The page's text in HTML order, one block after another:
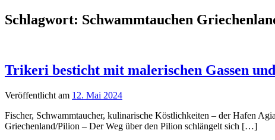
Schlagwort: Schwammtauchen
Trikeri besticht mit malerischen Gassen
Veröffentlicht am 12. Mai 2024
Fischer, Schwammtaucher, kulinarische Köstlichkeiten – der Hafen
Griechenland/Pilion – Der Weg über den Pilion schlängelt sich […]